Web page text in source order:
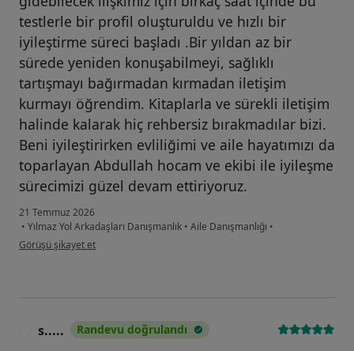
testlerle bir profil oluşturuldu ve hızlı bir
iyileştirme süreci başladı .Bir yıldan az bir
sürede yeniden konuşabilmeyi, sağlıklı
tartışmayı bağırmadan kırmadan iletişim
kurmayı öğrendim. Kitaplarla ve sürekli iletişim
halinde kalarak hiç rehbersiz bırakmadılar bizi.
Beni iyileştirirken evliliğimi ve aile hayatımızı da
toparlayan Abdullah hocam ve ekibi ile iyileşme
sürecimizi güzel devam ettiriyoruz.
21 Temmuz 2026
• Yılmaz Yol Arkadaşları Danışmanlık • Aile Danışmanlığı •
kullanıcının görüşüne göre me...n
Görüşü şikayet et
s..... Randevu doğrulandı